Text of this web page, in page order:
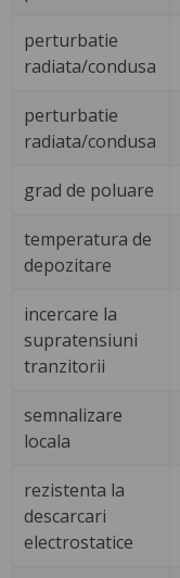
perturbatie
radiata/condusa
perturbatie
radiata/condusa
grad de poluare
temperatura de
depozitare
incercare la
supratensiuni
tranzitorii
semnalizare
locala
rezistenta la
descarcari
electrostatice